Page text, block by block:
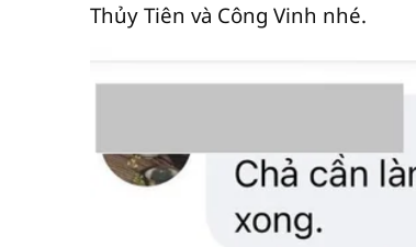
Thủy Tiên và Công Vinh nhé.